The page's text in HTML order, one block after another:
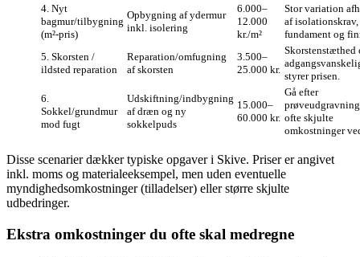
4. Nyt
bagmur/tilbygning
(m²‑pris)
Opbygning af ydermur
inkl. isolering
6.000–
12.000
kr./m²
Stor variation
af isolationskrav,
fundament og
5. Skorsten /
ildsted reparation
Reparation/omfugning
af skorsten
3.500–
25.000 kr.
Skorstenstæthed
styrer prisen.
6.
Sokkel/grundmur
mod fugt
Udskiftning/indbygning
af dræn og ny
sokkelpuds
15.000–
60.000 kr.
Gå efter
ofte skjulte
omkostninger
Disse scenarier dækker typiske opgaver i Skive. Priser er angivet
inkl. moms og materialeeksempel, men uden eventuelle
myndighedsomkostninger (tilladelser) eller større skjulte
udbedringer.
Ekstra omkostninger du ofte skal medregne